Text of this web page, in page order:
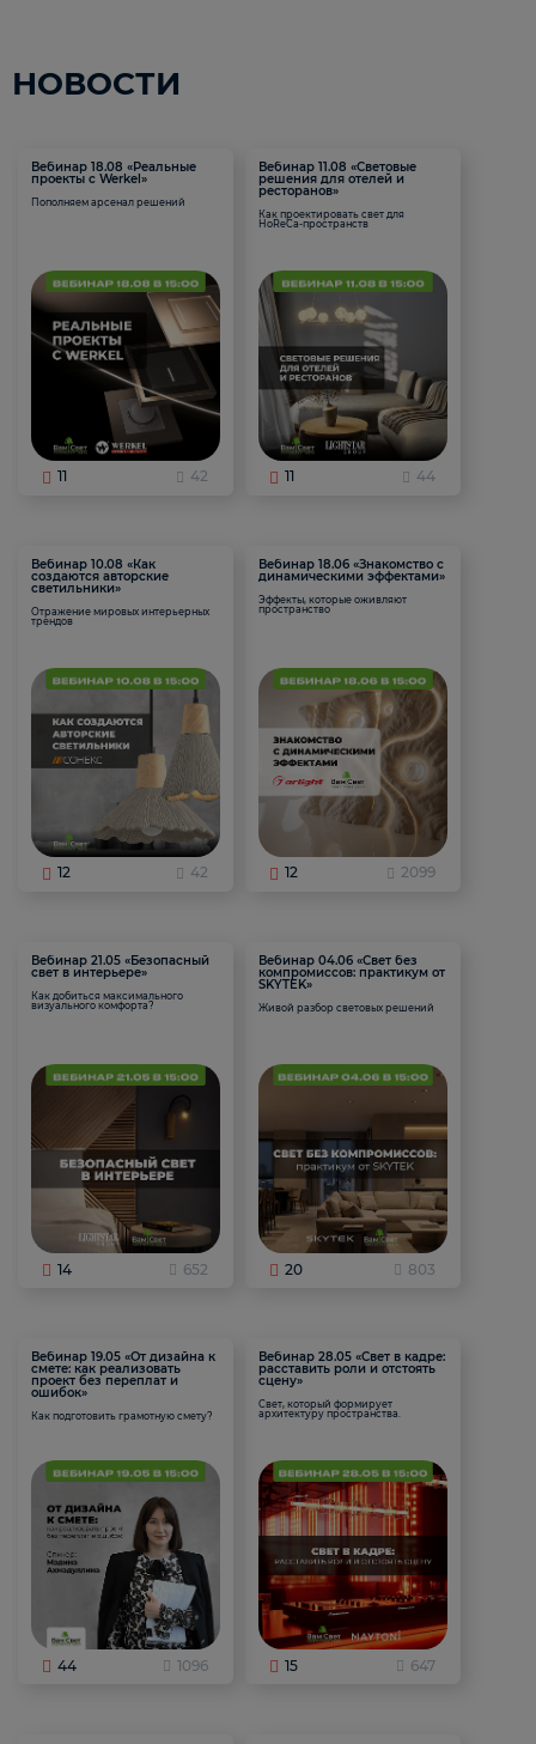
НОВОСТИ
Вебинар 18.08 «Реальные
проекты с Werkel»
Пополняем арсенал решений
11 42
Вебинар 11.08 «Световые
решения для отелей и
ресторанов»
Как проектировать свет для
HoReCa-пространств
11 44
Вебинар 10.08 «Как
создаются авторские
светильники»
Отражение мировых интерьерных
трендов
12 42
Вебинар 18.06 «Знакомство с
динамическими эффектами»
Эффекты, которые оживляют
пространство
12 2099
Вебинар 21.05 «Безопасный
свет в интерьере»
Как добиться максимального
визуального комфорта?
14 652
Вебинар 04.06 «Свет без
компромиссов: практикум от
SKYTEK»
Живой разбор световых решений
20 803
Вебинар 19.05 «От дизайна к
смете: как реализовать
проект без переплат и
ошибок»
Как подготовить грамотную смету?
44 1096
Вебинар 28.05 «Свет в кадре:
расставить роли и отстоять
сцену»
Свет, который формирует
архитектуру пространства.
15 647